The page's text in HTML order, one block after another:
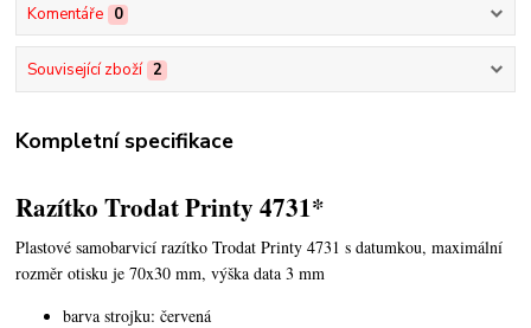
Komentáře 0
Související zboží 2
Kompletní specifikace
Razítko Trodat Printy 4731*
Plastové samobarvicí razítko Trodat Printy 4731 s datumkou,maximální
rozměr otisku je 70x30 mm, výška data 3 mm
barva strojku: červená